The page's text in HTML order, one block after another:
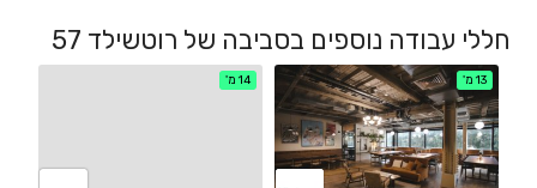
חללי עבודה נוספים בסביבה של רוטשילד 57
13 מ' 14 מ'